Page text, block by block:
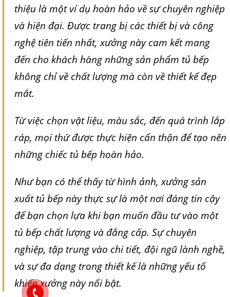
thiệu là một ví dụ hoàn hảo về sự chuyên nghiệp
và hiện đại. Được trang bị các thiết bị và công
nghệ tiên tiến nhất, xưởng này cam kết mang
đến cho khách hàng những sản phẩm tủ bếp
không chỉ về chất lượng mà còn về thiết kế đẹp
mắt.
Từ việc chọn vật liệu, màu sắc, đến quá trình lắp
ráp, mọi thứ được thực hiện cẩn thận để tạo nên
những chiếc tủ bếp hoàn hảo.
Như bạn có thể thấy từ hình ảnh, xưởng sản
xuất tủ bếp này thực sự là một nơi đáng tin cậy
để bạn chọn lựa khi bạn muốn đầu tư vào một
tủ bếp chất lượng và đẳng cấp. Sự chuyên
nghiệp, tập trung vào chi tiết, đội ngũ lành nghề,
và sự đa dạng trong thiết kế là những yếu tố
khiến xưởng này nổi bật.